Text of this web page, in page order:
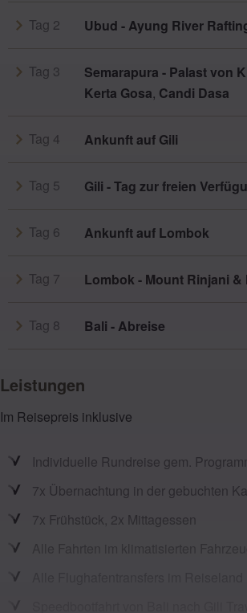
Tag 2 Ubud - Ayung River
Tag 3
Semarapura - Palast von
Kerta Gosa, Candi Dasa
Tag 4 Ankunft auf Gili
Tag 5 Gili - Tag zur freien
Tag 6 Ankunft auf Lombok
Tag 7 Lombok - Mount Rinjani &
Tag 8 Bali - Abreise
Leistungen
Im Reisepreis inklusive
Individuelle Rundreise gem.
7x Übernachtung in der gebuchten
7x Frühstück, 2x Mittagessen